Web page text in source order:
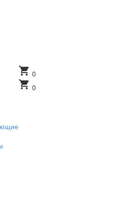
shopping_cart 0
shopping_cart 0